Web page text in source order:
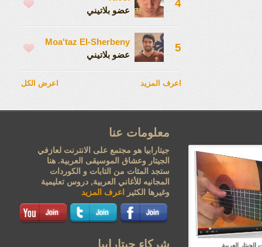
4
عضو بلاتيني
5
Moa'taz El-Sherbeny
عضو بلاتيني
اعرف المزيد اعرض الكل
العربية
معلومات عنا
جيتارابيا هو مجتمع على الانترنت لعازفي
الجيتار وعشاق الموسيقى العربية. هنا
ستجد المئات من التابات و الكوردات
المجانيه للأغاني العربية, دروس تعليمية
وغيرها الكثير
اعرف المزيد
شركاء جيتارابيا